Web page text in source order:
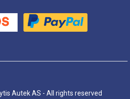
Autek AS - All rights reserved